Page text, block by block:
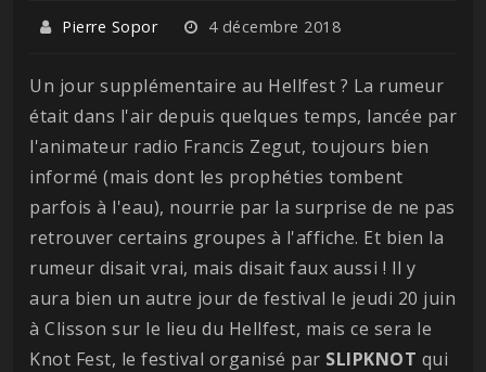
Pierre Sopor 4 décembre 2018
Un jour supplémentaire au Hellfest ? La rumeur
était dans l'air depuis quelques temps, lancée par
l'animateur radio Francis Zegut, toujours bien
informé (mais dont les prophéties tombent
parfois à l'eau), nourrie par la surprise de ne pas
retrouver certains groupes à l'affiche. Et bien la
rumeur disait vrai, mais disait faux aussi ! Il y
aura bien un autre jour de festival le jeudi 20 juin
à Clisson sur le lieu du Hellfest, mais ce sera le
Knot Fest, le festival organisé par SLIPKNOT qui